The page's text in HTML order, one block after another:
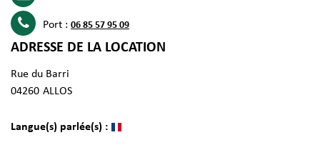
Port : 06 85 57 95 09
ADRESSE DE LA LOCATION
Rue du Barri
04260 ALLOS
Langue(s) parlée(s) :